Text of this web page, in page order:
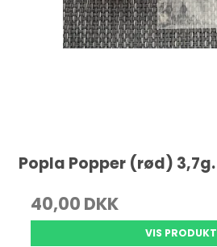
Popla Popper (rød) 3,7g.
40,00 DKK
VIS PRODUKT